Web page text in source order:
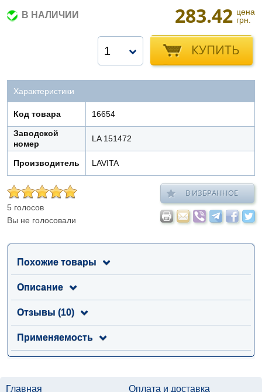
В НАЛИЧИИ 283.42 цена
грн.
КУПИТЬ
1
Характеристики
Код товара 16654
Заводской
номер
LA 151472
Производитель LAVITA
5 голосов
Вы не голосовали
В ИЗБРАННОЕ
Похожие товары
Описание
Отзывы (10)
Применяемость
Главная Оплата и доставка